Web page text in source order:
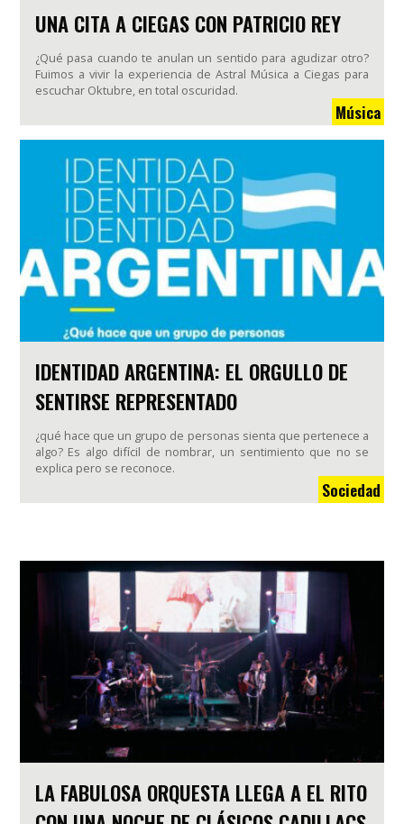
UNA CITA A CIEGAS CON PATRICIO REY
¿Qué pasa cuando te anulan un sentido para agudizar otro?
Fuimos a vivir la experiencia de Astral Música a Ciegas para
escuchar Oktubre, en total oscuridad.
Música
IDENTIDAD ARGENTINA: EL ORGULLO DE
SENTIRSE REPRESENTADO
¿qué hace que un grupo de personas sienta que pertenece a
algo? Es algo difícil de nombrar, un sentimiento que no se
explica pero se reconoce.
Sociedad
LA FABULOSA ORQUESTA LLEGA A EL RITO